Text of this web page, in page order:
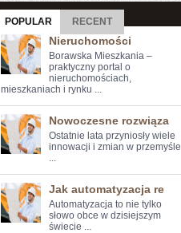
POPULAR RECENT
Nieruchomości
Borawska Mieszkania –
praktyczny portal o
nieruchomościach,
mieszkaniach i rynku ...
Nowoczesne rozwiąza
Ostatnie ‍lata przyniosły ⁣wiele⁣
innowacji i zmian w przemyśle
...
Jak automatyzacja re
Automatyzacja ​to ‌nie tylko
słowo obce w⁢ dzisiejszym
świecie ...